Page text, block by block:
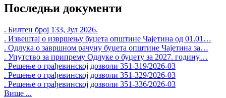
Последњи документи
. Билтен број 133, Јул 2026.
. Извештај о извршењу буџета општине Чајетина од 01.01…
. Одлука о завршном рачуну буџета општине Чајетина за…
. Упутство за припрему Одлуке о буџету за 2027. годину…
. Решење о грађевинској дозволи 351-319/2026-03
. Решење о грађевинској дозволи 351-329/2026-03
. Решење о грађевинској дозволи 351-336/2026-03
Више ...